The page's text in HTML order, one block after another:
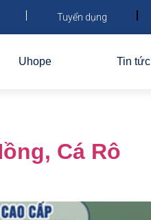
Tuyển dụng
Uhope Tin tức
Cá Rô